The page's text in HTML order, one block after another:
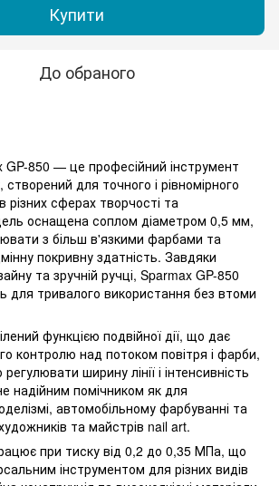
Купити
До обраного
850 — це професійний інструмент
створений для точного і рівномірного
сферах творчості та
оснащена соплом діаметром 0,5 мм,
з більш в'язкими фарбами та
покривну здатність. Завдяки
та зручній ручці, Sparmax GP-850
для тривалого використання без втоми
функцією подвійної дії, що дає
контролю над потоком повітря і фарби,
ширину лінії і інтенсивність
надійним помічником як для
автомобільному фарбуванні та
та майстрів nail art.
при тиску від 0,2 до 0,35 МПа, що
інструментом для різних видів